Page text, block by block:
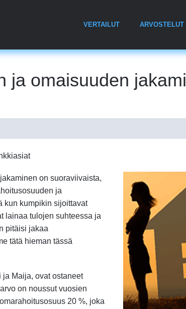
VERTAILUT ARVOSTELUT
ja omaisuuden
on suoraviivaista,
ja
kun kumpikin sijoittavat
lainaa tulojen suhteessa ja
pitäisi jakaa
tätä hieman tässä
ja Maija, ovat ostaneet
on noussut vuosien
20 %, joka